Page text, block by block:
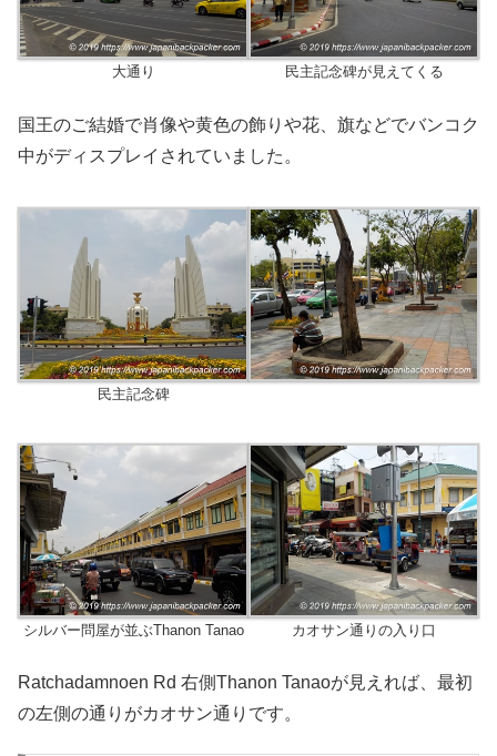
大通り 民主記念碑が見えてくる
国王のご結婚で肖像や黄色の飾りや花、旗などでバンコク
中がディスプレイされていました。
民主記念碑
シルバー問屋が並ぶThanon Tanao カオサン通りの入り口
Ratchadamnoen Rd 右側Thanon Tanaoが見えれば、最初
の左側の通りがカオサン通りです。